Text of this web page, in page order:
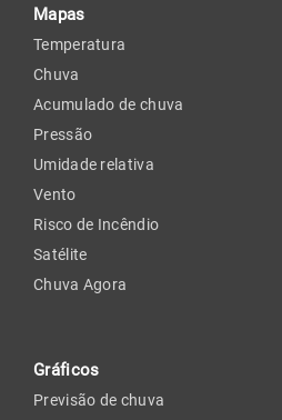
Mapas
Temperatura
Chuva
Acumulado de chuva
Pressão
Umidade relativa
Vento
Risco de Incêndio
Satélite
Chuva Agora
Gráficos
Previsão de chuva